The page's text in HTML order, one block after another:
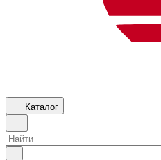
Каталог